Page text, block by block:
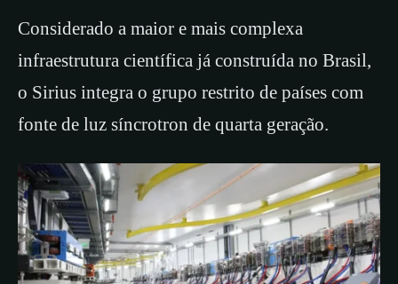
Considerado a maior e mais complexa
infraestrutura científica já construída no Brasil,
o Sirius integra o grupo restrito de países com
fonte de luz síncrotron de quarta geração.